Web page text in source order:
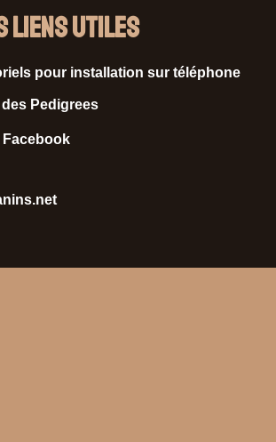
liens utiles
pour installation sur téléphone
Pedigrees
Facebook